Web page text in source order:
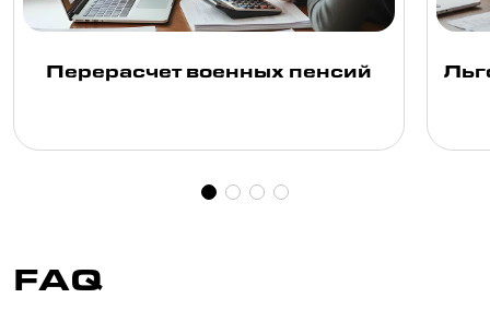
Перерасчет военных пенсий
FAQ